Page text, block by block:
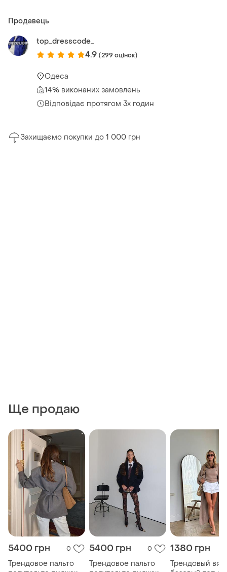
Продавець
top_dresscode_
4.9 (299 оцінок)
Одеса
14% виконаних замовлень
Відповідає протягом 3х годин
Захищаємо покупки до 1 000 грн
Ще продаю
5400 грн 0
Трендовое пальто
5400 грн 0
Трендовое пальто
1380 грн
Трендовый